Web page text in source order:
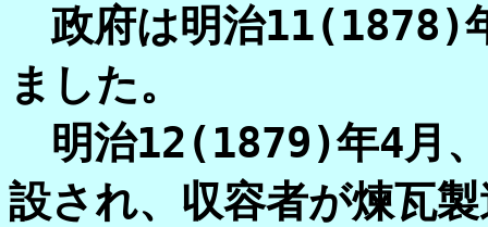
政府は明治11(1878)
ました。
明治12(1879)年4月、
設され、収容者が煉瓦